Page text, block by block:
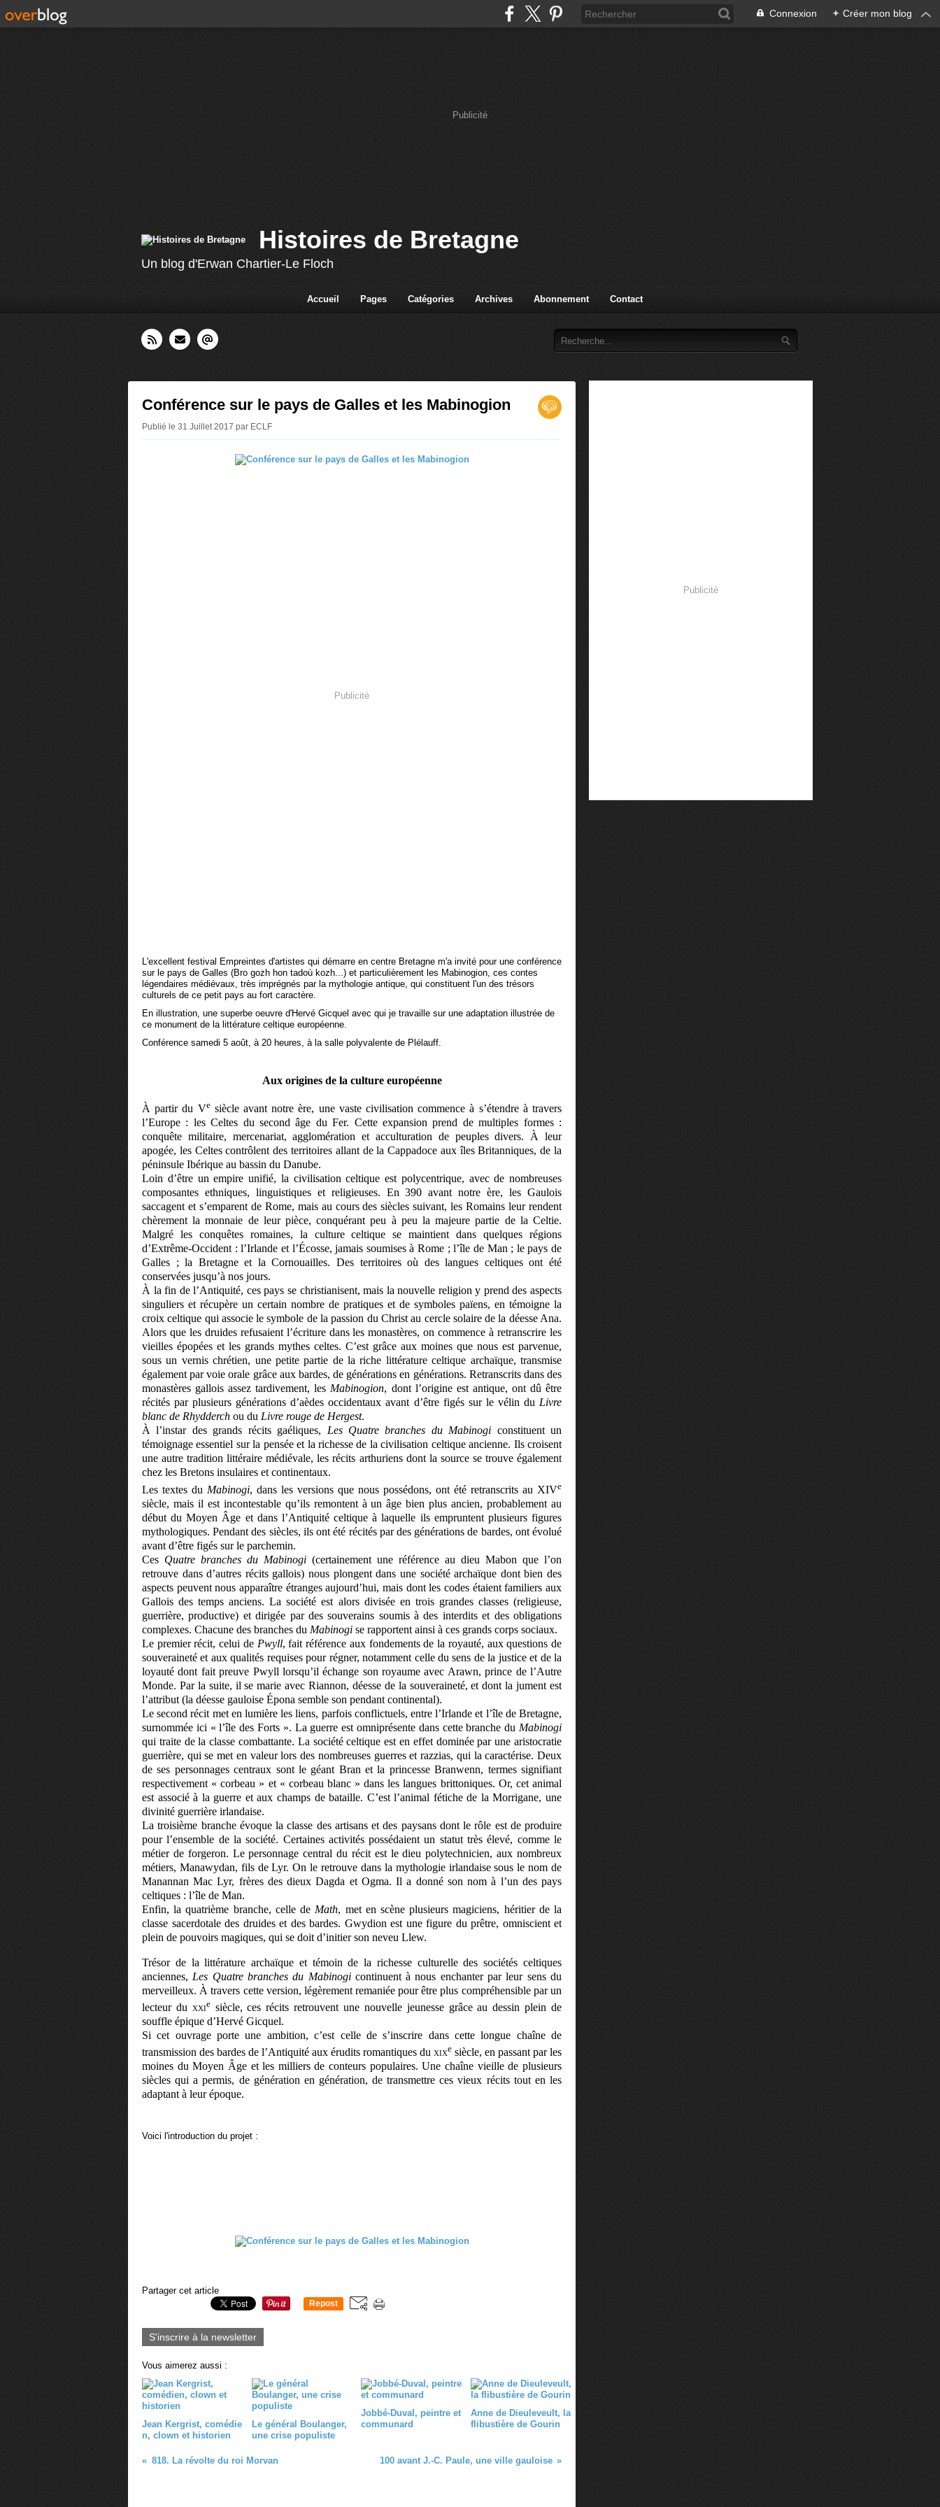
Connexion + Créer mon blog
Publicité
Histoires de Bretagne
Un blog d'Erwan Chartier-Le Floch
Accueil Pages Catégories Archives Abonnement Contact
Conférence sur le pays de Galles et les Mabinogion
Publié le 31 Juillet 2017 par ECLF
Publicité
L'excellent festival Empreintes d'artistes qui démarre en centre Bretagne m'a invité pour une conférence
sur le pays de Galles (Bro gozh hon tadoù kozh...) et particulièrement les Mabinogion, ces contes
légendaires médiévaux, très imprégnés par la mythologie antique, qui constituent l'un des trésors
culturels de ce petit pays au fort caractère.
En illustration, une superbe oeuvre d'Hervé Gicquel avec qui je travaille sur une adaptation illustrée de
ce monument de la littérature celtique européenne.
Conférence samedi 5 août, à 20 heures, à la salle polyvalente de Plélauff.
Aux origines de la culture européenne
À partir du Vesiècle avant notre ère, une vaste civilisation commence à s’étendre à travers
l’Europe : les Celtes du second âge du Fer. Cette expansion prend de multiples formes :
conquête militaire, mercenariat, agglomération et acculturation de peuples divers. À leur
apogée, les Celtes contrôlent des territoires allant de la Cappadoce aux îles Britanniques, de la
péninsule Ibérique au bassin du Danube.
Loin d’être un empire unifié, la civilisation celtique est polycentrique, avec de nombreuses
composantes ethniques, linguistiques et religieuses. En 390 avant notre ère, les Gaulois
saccagent et s’emparent de Rome, mais au cours des siècles suivant, les Romains leur rendent
chèrement la monnaie de leur pièce, conquérant peu à peu la majeure partie de la Celtie.
Malgré les conquêtes romaines, la culture celtique se maintient dans quelques régions
d’Extrême-Occident : l’Irlande et l’Écosse, jamais soumises à Rome ; l’île de Man ; le pays de
Galles ; la Bretagne et la Cornouailles. Des territoires où des langues celtiques ont été
conservées jusqu’à nos jours.
À la fin de l’Antiquité, ces pays se christianisent, mais la nouvelle religion y prend des aspects
singuliers et récupère un certain nombre de pratiques et de symboles païens, en témoigne la
croix celtique qui associe le symbole de la passion du Christ au cercle solaire de la déesse Ana.
Alors que les druides refusaient l’écriture dans les monastères, on commence à retranscrire les
vieilles épopées et les grands mythes celtes. C’est grâce aux moines que nous est parvenue,
sous un vernis chrétien, une petite partie de la riche littérature celtique archaïque, transmise
également par voie orale grâce aux bardes, de générations en générations. Retranscrits dans des
monastères gallois assez tardivement, les Mabinogion, dont l’origine est antique, ont dû être
récités par plusieurs générations d’aèdes occidentaux avant d’être figés sur le vélin du Livre
blanc de Rhydderch ou du Livre rouge de Hergest.
À l’instar des grands récits gaéliques, Les Quatre branches du Mabinogi constituent un
témoignage essentiel sur la pensée et la richesse de la civilisation celtique ancienne. Ils croisent
une autre tradition littéraire médiévale, les récits arthuriens dont la source se trouve également
chez les Bretons insulaires et continentaux.
Les textes du Mabinogi, dans les versions que nous possédons, ont été retranscrits au XIVe
siècle, mais il est incontestable qu’ils remontent à un âge bien plus ancien, probablement au
début du Moyen Âge et dans l’Antiquité celtique à laquelle ils empruntent plusieurs figures
mythologiques. Pendant des siècles, ils ont été récités par des générations de bardes, ont évolué
avant d’être figés sur le parchemin.
Ces Quatre branches du Mabinogi (certainement une référence au dieu Mabon que l’on
retrouve dans d’autres récits gallois) nous plongent dans une société archaïque dont bien des
aspects peuvent nous apparaître étranges aujourd’hui, mais dont les codes étaient familiers aux
Gallois des temps anciens. La société est alors divisée en trois grandes classes (religieuse,
guerrière, productive) et dirigée par des souverains soumis à des interdits et des obligations
complexes. Chacune des branches du Mabinogi se rapportent ainsi à ces grands corps sociaux.
Le premier récit, celui de Pwyll, fait référence aux fondements de la royauté, aux questions de
souveraineté et aux qualités requises pour régner, notamment celle du sens de la justice et de la
loyauté dont fait preuve Pwyll lorsqu’il échange son royaume avec Arawn, prince de l’Autre
Monde. Par la suite, il se marie avec Riannon, déesse de la souveraineté, et dont la jument est
l’attribut (la déesse gauloise Épona semble son pendant continental).
Le second récit met en lumière les liens, parfois conflictuels, entre l’Irlande et l’île de Bretagne,
surnommée ici « l’île des Forts ». La guerre est omniprésente dans cette branche du Mabinogi
qui traite de la classe combattante. La société celtique est en effet dominée par une aristocratie
guerrière, qui se met en valeur lors des nombreuses guerres et razzias, qui la caractérise. Deux
de ses personnages centraux sont le géant Bran et la princesse Branwenn, termes signifiant
respectivement « corbeau » et « corbeau blanc » dans les langues brittoniques. Or, cet animal
est associé à la guerre et aux champs de bataille. C’est l’animal fétiche de la Morrigane, une
divinité guerrière irlandaise.
La troisième branche évoque la classe des artisans et des paysans dont le rôle est de produire
pour l’ensemble de la société. Certaines activités possédaient un statut très élevé, comme le
métier de forgeron. Le personnage central du récit est le dieu polytechnicien, aux nombreux
métiers, Manawydan, fils de Lyr. On le retrouve dans la mythologie irlandaise sous le nom de
Manannan Mac Lyr, frères des dieux Dagda et Ogma. Il a donné son nom à l’un des pays
celtiques : l’île de Man.
Enfin, la quatrième branche, celle de Math, met en scène plusieurs magiciens, héritier de la
classe sacerdotale des druides et des bardes. Gwydion est une figure du prêtre, omniscient et
plein de pouvoirs magiques, qui se doit d’initier son neveu Llew.
Trésor de la littérature archaïque et témoin de la richesse culturelle des sociétés celtiques
anciennes, Les Quatre branches du Mabinogicontinuent à nous enchanter par leur sens du
merveilleux. À travers cette version, légèrement remaniée pour être plus compréhensible par un
lecteur du xxiesiècle, ces récits retrouvent une nouvelle jeunesse grâce au dessin plein de
souffle épique d’Hervé Gicquel.
Si cet ouvrage porte une ambition, c’est celle de s’inscrire dans cette longue chaîne de
transmission des bardes de l’Antiquité aux érudits romantiques du xixe siècle, en passant par les
moines du Moyen Âge et les milliers de conteurs populaires. Une chaîne vieille de plusieurs
siècles qui a permis, de génération en génération, de transmettre ces vieux récits tout en les
adaptant à leur époque.
Voici l'introduction du projet :
Partager cet article
Repost
S'inscrire à la newsletter
Vous aimerez aussi :
Jean Kergrist, comédie
n, clown et historien
Le général Boulanger,
une crise populiste
Jobbé-Duval, peintre et
communard
Anne de Dieuleveult, la
flibustière de Gourin
818. La révolte du roi Morvan 100 avant J.-C. Paule, une ville gauloise
Publicité